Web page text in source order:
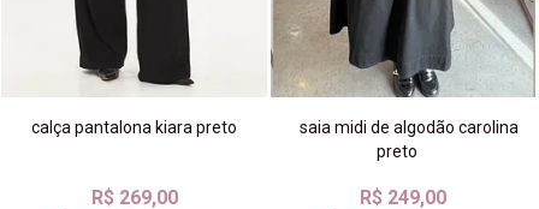
calça pantalona kiara preto
R$ 269,00
saia midi de algodão carolina
preto
R$ 249,00